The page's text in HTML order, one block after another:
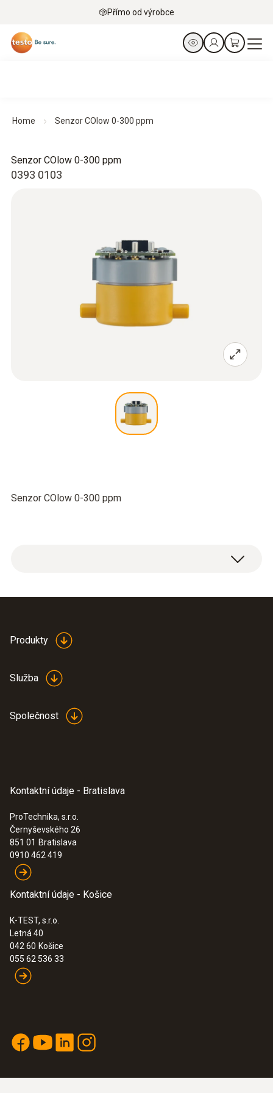
Přímo od výrobce
Home Senzor COlow 0-300 ppm
0393 0103
Senzor COlow 0-300 ppm
Senzor COlow 0-300 ppm
:0632 3220
testo 320 - analyzátor spalin
:0632 3306 70
Produkty
Služba
Společnost
Kontaktní údaje - Bratislava
ProTechnika, s.r.o.
Černyševského 26
851 01 Bratislava
0910 462 419
Kontaktní údaje - Košice
K-TEST, s.r.o.
Letná 40
042 60 Košice
055 62 536 33